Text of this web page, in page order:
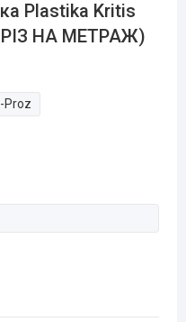
Plastika Kritis
НА МЕТРАЖ)
Proz